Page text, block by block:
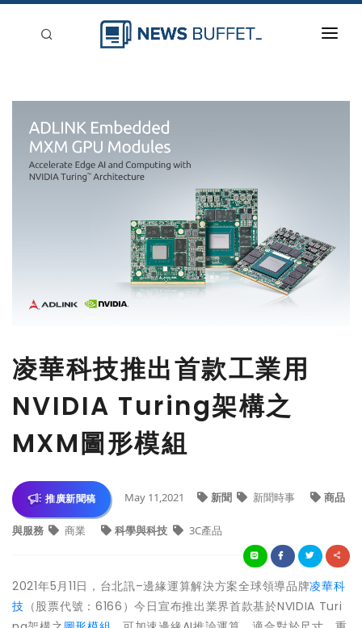
登入
刊登
凌華科技推出首款工業用
NVIDIA Turing架構之
MXM圖形模組
推廣新聞稿 May 11,2021 新聞 新聞時事 商品
與服務 商業 科學與科技 3C產品
2021年5月11日，台北訊–邊緣運算解決方案全球領導品牌凌華科
技 （股票代號：6166）今日宣布推出業界首款基於NVIDIA Turi